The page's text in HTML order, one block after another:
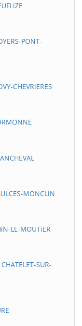
PONT-
CHEVRiERES
MONCLiN
LE-MOUTiER
SUR-